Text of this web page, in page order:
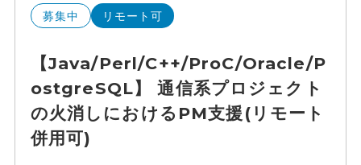
募集中 リモート可
【Java/Perl/C++/ProC/Oracle/P
ostgreSQL】 通信系プロジェクト
の火消しにおけるPM支援(リモート
併用可)